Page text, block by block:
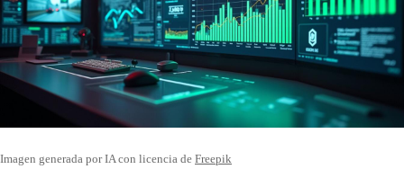
Imagen generada por IA con licencia de Freepik